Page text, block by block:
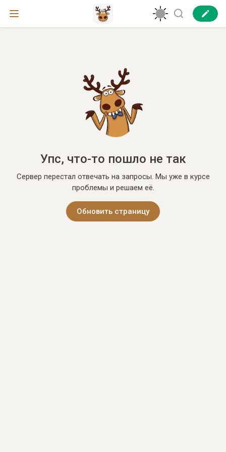
Упс, что-то пошло не так
Сервер перестал отвечать на запросы. Мы уже в курсе
проблемы и решаем её.
Обновить страницу